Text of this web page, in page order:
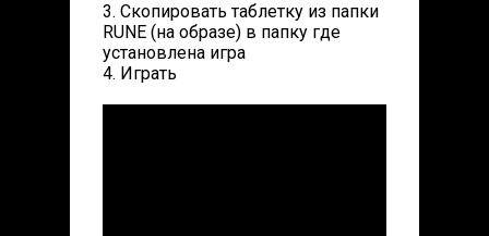
3. Скопировать таблетку из папки
RUNE (на образе) в папку где
установлена игра
4. Играть